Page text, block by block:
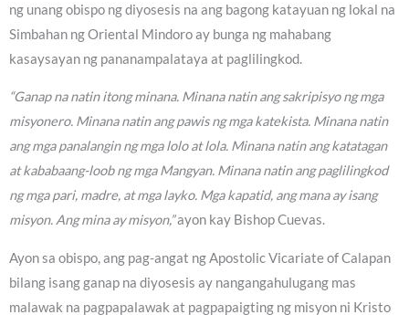
ng unang obispo ng diyosesis na ang bagong katayuan ng lokal na
Simbahan ng Oriental Mindoro ay bunga ng mahabang
kasaysayan ng pananampalataya at paglilingkod.
“Ganap na natin itong minana. Minana natin ang sakripisyo ng mga
misyonero. Minana natin ang pawis ng mga katekista. Minana natin
ang mga panalangin ng mga lolo at lola. Minana natin ang katatagan
at kababaang-loob ng mga Mangyan. Minana natin ang paglilingkod
ng mga pari, madre, at mga layko. Mga kapatid, ang mana ay isang
misyon. Ang mina ay misyon,”ayon kay Bishop Cuevas.
Ayon sa obispo, ang pag-angat ng Apostolic Vicariate of Calapan
bilang isang ganap na diyosesis ay nangangahulugang mas
malawak na pagpapalawak at pagpapaigting ng misyon ni Kristo